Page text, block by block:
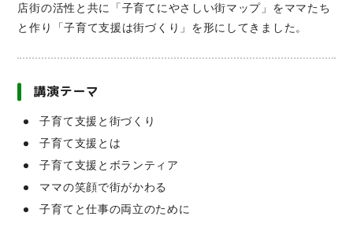
店街の活性と共に「子育てにやさしい街マップ」をママたち
と作り「子育て支援は街づくり」を形にしてきました。
講演テーマ
子育て支援と街づくり
子育て支援とは
子育て支援とボランティア
ママの笑顔で街がかわる
子育てと仕事の両立のために